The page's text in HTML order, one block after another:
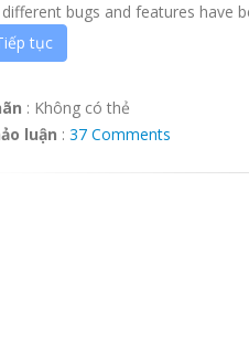
bugs and features have
tục
: Không có thẻ
luận : 37 Comments